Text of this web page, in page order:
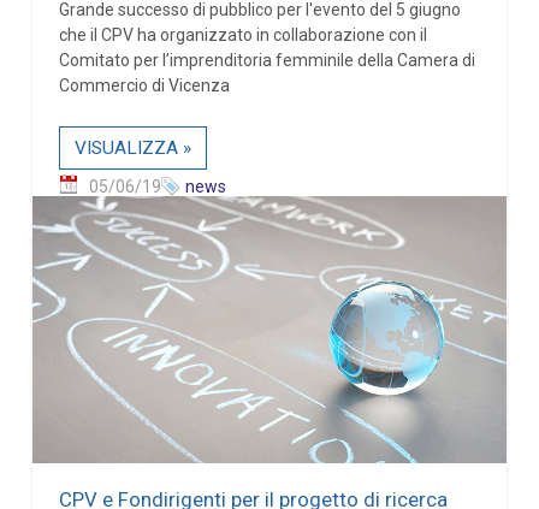
Grande successo di pubblico per l'evento del 5 giugno
che il CPV ha organizzato in collaborazione con il
Comitato per l’imprenditoria femminile della Camera di
Commercio di Vicenza
VISUALIZZA »
05/06/19 news
CPV e Fondirigenti per il progetto di ricerca